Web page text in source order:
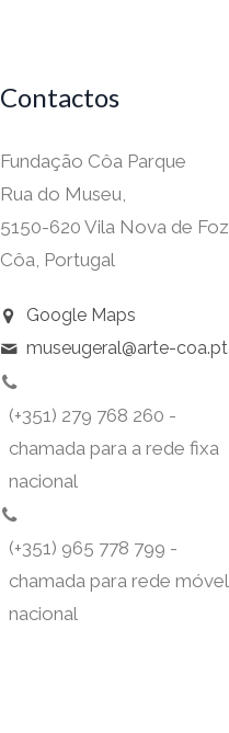
Contactos
Fundação Côa Parque
Rua do Museu,
5150-620 Vila Nova de Foz
Côa, Portugal
Google Maps
museugeral@arte-coa.pt
(+351) 279 768 260 -
chamada para a rede fixa
nacional
(+351) 965 778 799 -
chamada para rede móvel
nacional